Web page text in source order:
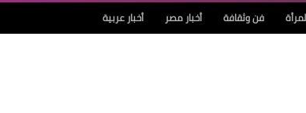
فن وثقافة أخبار مصر أخبار عربية